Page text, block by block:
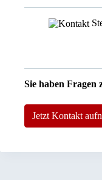
Sie haben Fragen
Jetzt Kontakt